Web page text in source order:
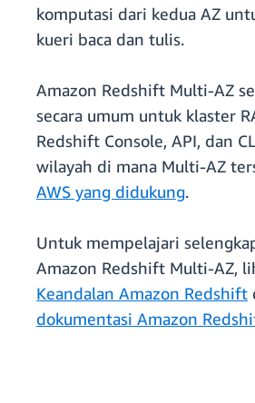
komputasi dari kedua AZ
kueri baca dan tulis.
Amazon Redshift Multi-AZ
secara umum untuk klaster
Redshift Console, API, dan
wilayah di mana Multi-AZ
AWS yang didukung.
Untuk mempelajari
Amazon Redshift Multi-AZ,
Keandalan Amazon Redshift
dokumentasi Amazon